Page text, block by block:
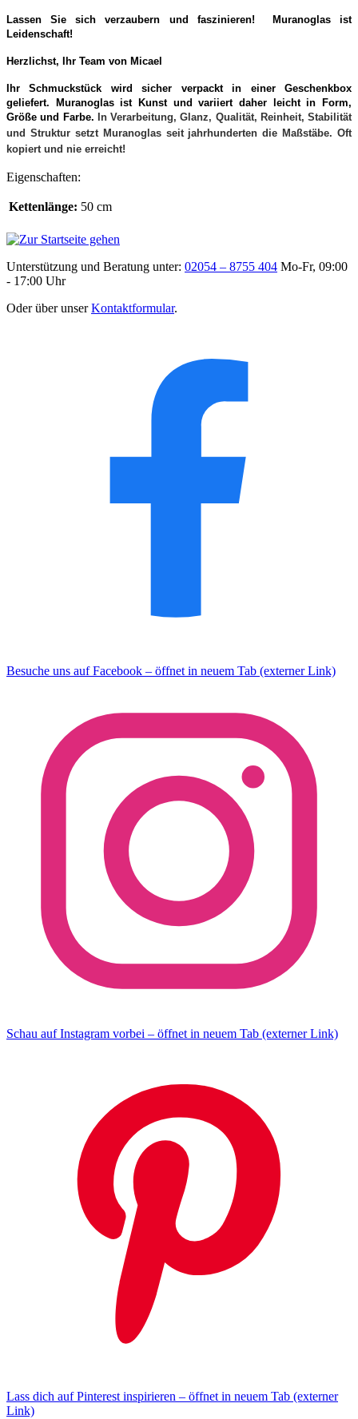
Lassen Sie sich verzaubern und faszinieren! Muranoglas ist
Leidenschaft!
Herzlichst, Ihr Team von Micael
Ihr Schmuckstück wird sicher verpackt in einer Geschenkbox
geliefert. Muranoglas ist Kunst und variiert daher leicht in Form,
Größe und Farbe. In Verarbeitung, Glanz, Qualität, Reinheit, Stabilität
und Struktur setzt Muranoglas seit jahrhunderten die Maßstäbe. Oft
kopiert und nie erreicht!
Eigenschaften:
Kettenlänge: 50 cm
Unterstützung und Beratung unter: 02054 – 8755 404 Mo-Fr, 09:00
- 17:00 Uhr
Oder über unserKontaktformular.
Besuche uns auf Facebook – öffnet in neuem Tab (externer Link)
Schau auf Instagram vorbei – öffnet in neuem Tab (externer Link)
Lass dich auf Pinterest inspirieren – öffnet in neuem Tab (externer
Link)